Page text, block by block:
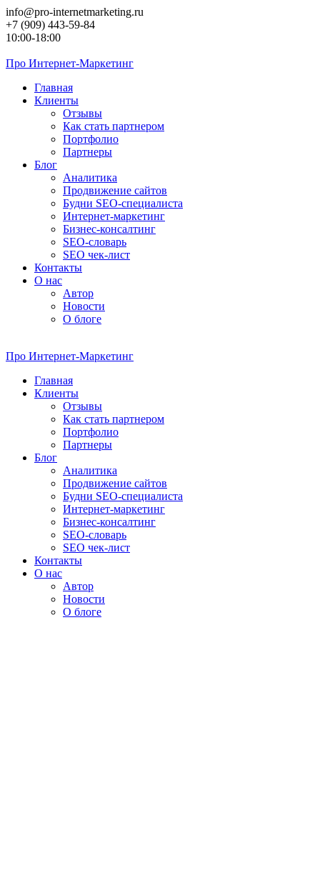
Перейти
к
контенту
info@pro-internetmarketing.ru
+7 (909) 443-59-84
10:00-18:00
Про Интернет-Маркетинг
Главная
Клиенты
Отзывы
Как стать партнером
Портфолио
Партнеры
Блог
Аналитика
Продвижение сайтов
Будни SEO-специалиста
Интернет-маркетинг
Бизнес-консалтинг
SEO-словарь
SEO чек-лист
Контакты
О нас
Автор
Новости
О блоге
Про Интернет-Маркетинг
Главная
Клиенты
Отзывы
Как стать партнером
Портфолио
Партнеры
Блог
Аналитика
Продвижение сайтов
Будни SEO-специалиста
Интернет-маркетинг
Бизнес-консалтинг
SEO-словарь
SEO чек-лист
Контакты
О нас
Автор
Новости
О блоге